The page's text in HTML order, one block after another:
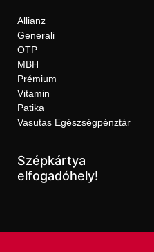
Allianz
Generali
OTP
MBH
Prémium
Vitamin
Patika
Vasutas Egészségpénztár
Szépkártya
elfogadóhely!